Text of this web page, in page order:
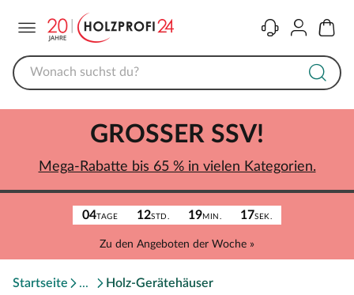
KontaktKonto
04TAGE 12STD. 19MIN. 17SEK.
Zu den Angeboten der Woche »
GROSSER SSV!
Mega-Rabatte bis 65 % in vielen Kategorien.
Startseite Holz-Gerätehäuser